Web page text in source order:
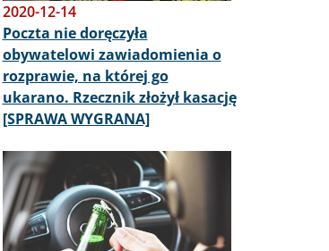
2020-12-14
Poczta nie doręczyła
obywatelowi zawiadomienia o
rozprawie, na której go
ukarano. Rzecznik złożył kasację
[SPRAWA WYGRANA]
Obraz